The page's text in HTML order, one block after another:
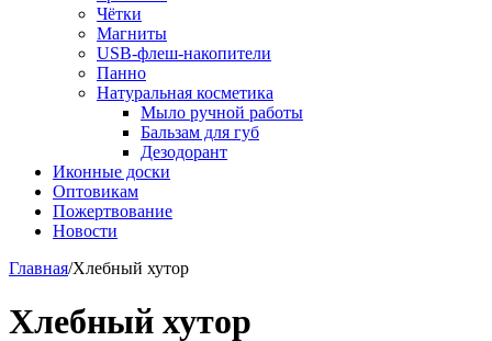
Чётки
Магниты
USB-флеш-накопители
Панно
Натуральная косметика
Мыло ручной работы
Бальзам для губ
Дезодорант
Иконные доски
Оптовикам
Пожертвование
Новости
Главная/Хлебный хутор
Хлебный хутор